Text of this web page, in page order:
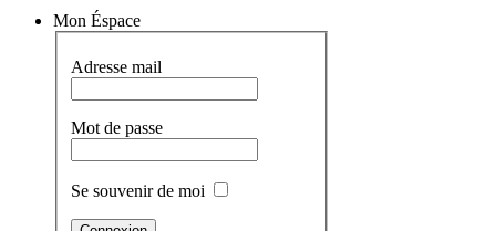
Mon Éspace
Adresse mail
Mot de passe
Se souvenir de moi